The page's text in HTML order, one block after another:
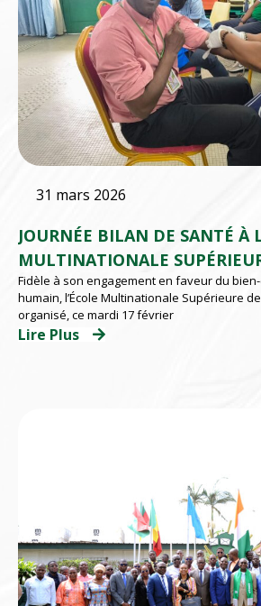
31 mars 2026
JOURNÉE BILAN DE SANTÉ À
MULTINATIONALE
(EMSP) D’ABIDJAN
Fidèle à son engagement en faveur du
humain, l’École Multinationale Supérieure
organisé, ce mardi 17 février
Lire Plus